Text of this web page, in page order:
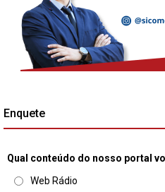
Enquete
Qual conteúdo do nosso portal
Web Rádio